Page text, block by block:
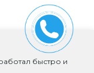
быстро и